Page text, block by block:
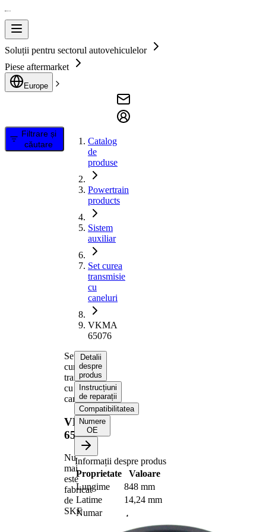
Soluții pentru sectorul autovehiculelor
Piese aftermarket
Europe
Filtrare și
căutare
Catalog
de
produse
Powertrain
products
Sistem
auxiliar
Set curea
transmisie
cu
caneluri
VKMA
65076
Set
curea
transmisie
cu
caneluri
VKMA
65076
Nu
mai
este
fabricat
de
SKF
Detalii
despre
produs
Instrucțiuni
de reparații
Compatibilitatea
Numere
OE
Informații despre produs
Proprietate
Valoare
Lungime
848 mm
Latime
14,24 mm
Numar
4